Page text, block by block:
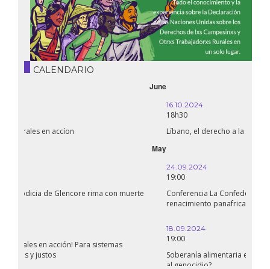
CALENDARIO
Líbano, el derecho a la salud en tiempos de guerra
Conferencia La Confederación de Estados del Sahel: ¿un
Soberanía alimentaria en Palestina: ¿qué perspectivas hay frente